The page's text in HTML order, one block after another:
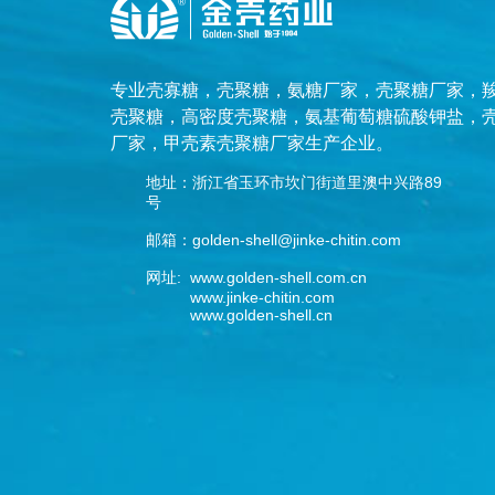
专业壳寡糖 ， 壳聚糖 ， 氨糖厂家 ， 壳聚糖厂家 ，
壳聚糖 ， 高密度壳聚糖 ， 氨基葡萄糖硫酸钾盐 ，
厂家 ， 甲壳素壳聚糖厂家生产企业。
地址：浙江省玉环市坎门街道里澳中兴路89
号
邮箱：golden-shell@jinke-chitin.com
网址: www.golden-shell.com.cn
www.jinke-chitin.com
www.golden-shell.cn